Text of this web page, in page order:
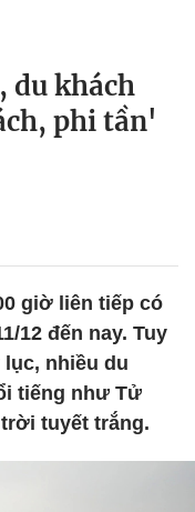
du khách
phi tần'
giờ liên tiếp có
12 đến nay. Tuy
nhiều du
tiếng như Tử
tuyết trắng.